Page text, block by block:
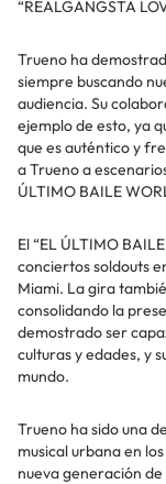
“REALGANGSTA
Trueno ha
siempre buscando
audiencia. Su
ejemplo de esto, ya
que es auténtico y
a Trueno a
ÚLTIMO BAILE
El “EL ÚLTIMO
conciertos soldouts
Miami. La gira
consolidando la
demostrado ser
culturas y edades, y
mundo.
Trueno ha sido una
musical urbana en
nueva generación